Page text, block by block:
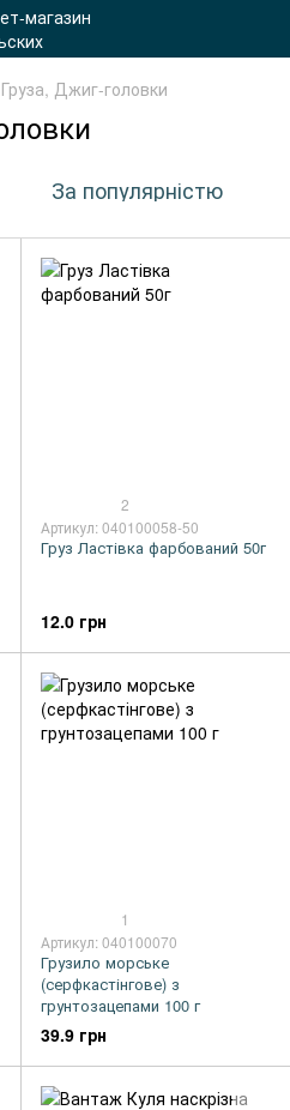
Груза, Джиг-головки
За популярністю
2
Артикул: 040100058-50
Груз Ластівка фарбований 50г
12.0 грн
1
Артикул: 040100070
Грузило морське
(серфкастінгове) з
грунтозацепами 100 г
39.9 грн